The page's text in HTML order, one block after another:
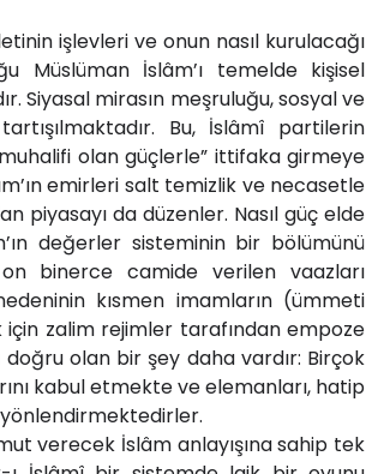
işlevleri ve onun nasıl kurulacağı
Müslüman İslâm’ı temelde kişisel
Siyasal mirasın meşruluğu, sosyal ve
Bu, İslâmî partilerin
olan güçlerle” ittifaka girmeye
emirleri salt temizlik ve necasetle
piyasayı da düzenler. Nasıl güç elde
değerler sisteminin bir bölümünü
binerce camide verilen vaazları
kısmen imamların (ümmeti
zalim rejimler tarafından empoze
olan bir şey daha vardır: Birçok
kabul etmekte ve elemanları, hatip
verecek İslâm anlayışına sahip tek